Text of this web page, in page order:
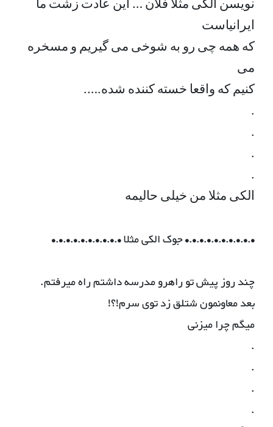
ﻧﻮﯾﺴﻦ ﺍﻟﮑﯽ ﻣﺜﻼ ﻓﻼﻥ … ﺍﯾﻦ ﻋﺎﺩﺕ ﺯﺷﺖ ﻣﺎ
ﺍﯾﺮﺍﻧﯿﺎﺳﺖ
ﮐﻪ ﻫﻤﻪ ﭼﯽ ﺭﻭ ﺑﻪ ﺷﻮﺧﯽ ﻣﯽ ﮔﯿﺮﯾﻢ ﻭ ﻣﺴﺨﺮﻩ
ﻣﯽ
ﮐﻨﯿﻢ ﮐﻪ ﻭﺍﻗﻌﺎ ﺧﺴﺘﻪ ﮐﻨﻨﺪﻩ ﺷﺪﻩ.….
.
.
.
.
ﺍﻟﮑﯽ ﻣﺜﻼ ﻣﻦ ﺧﯿﻠﯽ ﺣﺎﻟﯿﻤﻪ
•.•.•.•.•.•.•.•.•.• جوک الکی مثلا •.•.•.•.•.•.•.•.•.•
چند روز پيش تو راهرو مدرسه داشتم راه ميرفتم.
بعد معاونمون شتلق زد توى سرم!؟!
ميگم چرا ميزنى
.
.
.
.